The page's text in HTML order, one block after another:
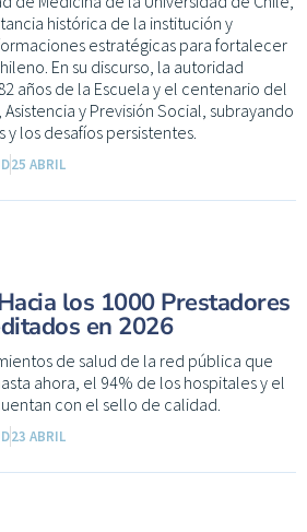
histórica de la institución y
estratégicas para fortalecer
En su discurso, la autoridad
años de la Escuela y el centenario del
y Previsión Social, subrayando
los desafíos persistentes.
25 ABRIL
los 1000 Prestadores
en 2026
de salud de la red pública que
ahora, el 94% de los hospitales y el
con el sello de calidad.
23 ABRIL